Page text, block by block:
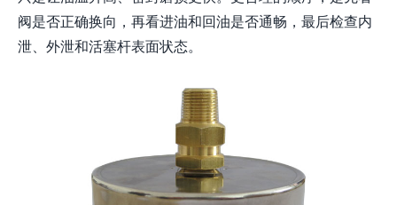
阀是否正确换向，再看进油和回油是否通畅，最后检查内
泄、外泄和活塞杆表面状态。